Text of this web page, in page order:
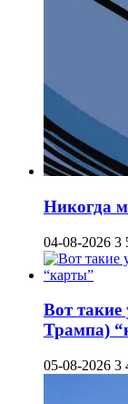
Никогда
04-08-2026 3
Вот такие
Трампа)
05-08-2026 3